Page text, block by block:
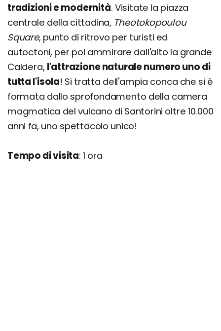
tradizioni e modernità. Visitate la piazza
centrale della cittadina, Theotokopoulou
Square, punto di ritrovo per turisti ed
autoctoni, per poi ammirare dall'alto la grande
Caldera, l'attrazione naturale numero uno di
tutta l'isola! Si tratta dell'ampia conca che si è
formata dallo sprofondamento della camera
magmatica del vulcano di Santorini oltre 10.000
anni fa, uno spettacolo unico!
Tempo di visita: 1 ora